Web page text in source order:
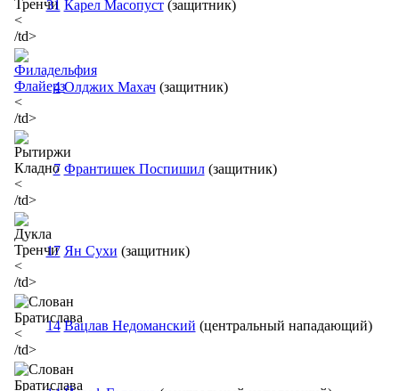
<
/td>
31 Карел Масопуст (защитник)
<
/td>
4 Олджих Махач (защитник)
<
/td>
7 Франтишек Поспишил (защитник)
<
/td>
17 Ян Сухи (защитник)
<
/td>
14 Вацлав Недоманский (центральный нападающий)